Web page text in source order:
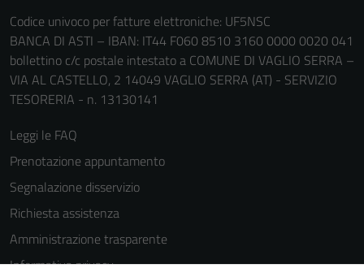
Codice univoco per fatture elettroniche: UF5NSC
BANCA DI ASTI – IBAN: IT44 F060 8510 3160 0000 0020 041
bollettino c/c postale intestato a COMUNE DI VAGLIO SERRA –
VIA AL CASTELLO, 2 14049 VAGLIO SERRA (AT) - SERVIZIO
TESORERIA - n. 13130141
Leggi le FAQ
Prenotazione appuntamento
Segnalazione disservizio
Richiesta assistenza
Amministrazione trasparente
Informativa privacy
per il
funzionamento
del sito e non
possono